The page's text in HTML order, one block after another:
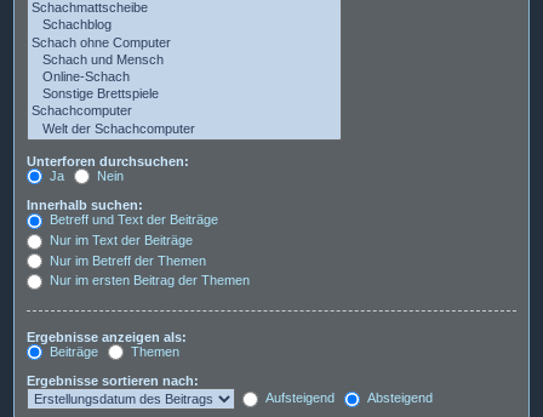
Unterforen durchsuchen:
Ja
Nein
Innerhalb suchen:
Betreff und Text der Beiträge
Nur im Text der Beiträge
Nur im Betreff der Themen
Nur im ersten Beitrag der Themen
Ergebnisse anzeigen als:
Beiträge
Themen
Ergebnisse sortieren nach:
Aufsteigend
Absteigend